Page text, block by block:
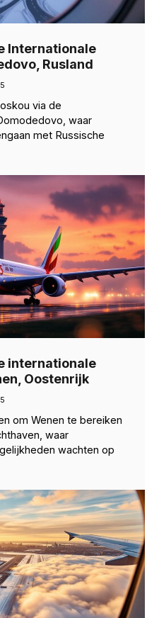
Internationale
Rusland
via de
waar
met Russische
internationale
Oostenrijk
om Wenen te bereiken
waar
wachten op